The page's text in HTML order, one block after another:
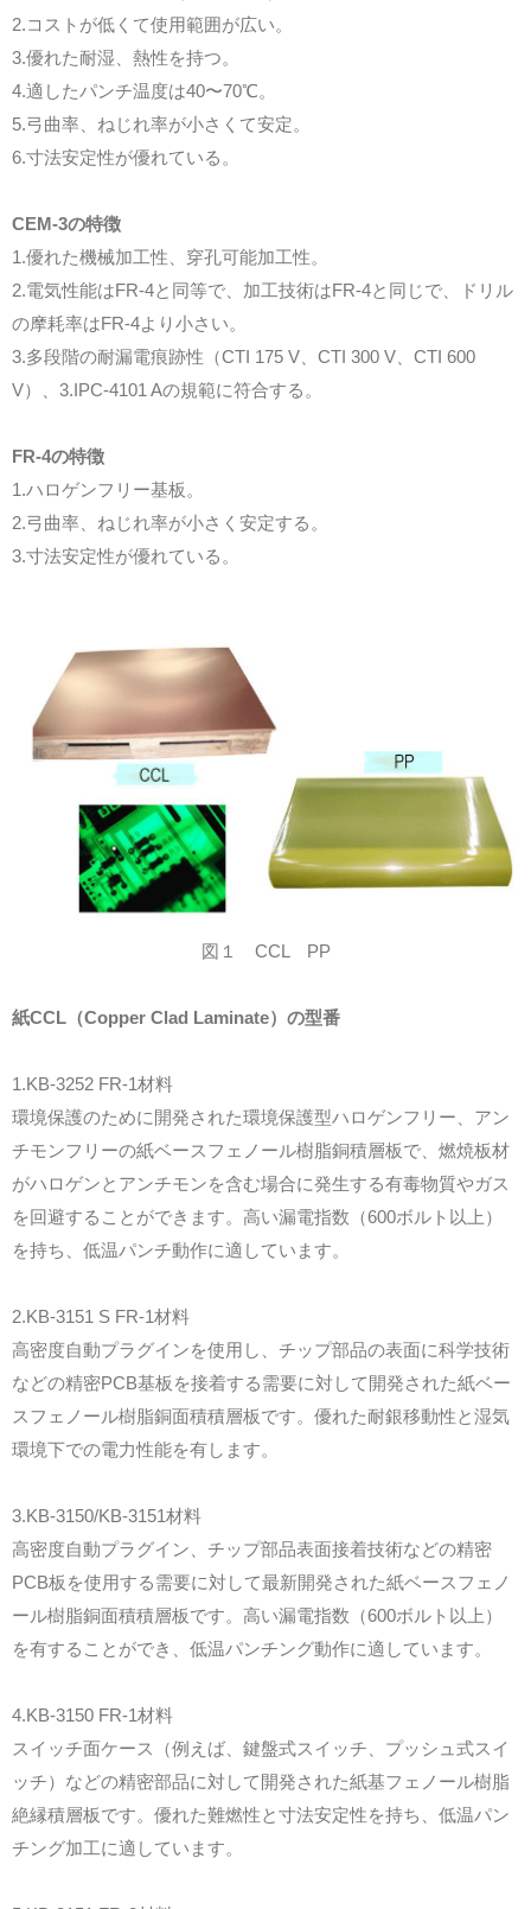
2.コストが低くて使用範囲が広い。
3.優れた耐湿、熱性を持つ。
4.適したパンチ温度は40〜70℃。
5.弓曲率、ねじれ率が小さくて安定。
6.寸法安定性が優れている。
CEM-3の特徴
1.優れた機械加工性、穿孔可能加工性。
2.電気性能はFR-4と同等で、加工技術はFR-4と同じで、ドリル
の摩耗率はFR-4より小さい。
3.多段階の耐漏電痕跡性（CTI 175 V、CTI 300 V、CTI 600
V）、3.IPC-4101 Aの規範に符合する。
FR-4の特徴
1.ハロゲンフリー基板。
2.弓曲率、ねじれ率が小さく安定する。
3.寸法安定性が優れている。
図１ CCL PP
紙CCL（Copper Clad Laminate）の型番
1.KB-3252 FR-1材料
環境保護のために開発された環境保護型ハロゲンフリー、アン
チモンフリーの紙ベースフェノール樹脂銅積層板で、燃焼板材
がハロゲンとアンチモンを含む場合に発生する有毒物質やガス
を回避することができます。高い漏電指数（600ボルト以上）
を持ち、低温パンチ動作に適しています。
2.KB-3151 S FR-1材料
高密度自動プラグインを使用し、チップ部品の表面に科学技術
などの精密PCB基板を接着する需要に対して開発された紙ベー
スフェノール樹脂銅面積積層板です。優れた耐銀移動性と湿気
環境下での電力性能を有します。
3.KB-3150/KB-3151材料
高密度自動プラグイン、チップ部品表面接着技術などの精密
PCB板を使用する需要に対して最新開発された紙ベースフェノ
ール樹脂銅面積積層板です。高い漏電指数（600ボルト以上）
を有することができ、低温パンチング動作に適しています。
4.KB-3150 FR-1材料
スイッチ面ケース（例えば、鍵盤式スイッチ、プッシュ式スイ
ッチ）などの精密部品に対して開発された紙基フェノール樹脂
絶縁積層板です。優れた難燃性と寸法安定性を持ち、低温パン
チング加工に適しています。